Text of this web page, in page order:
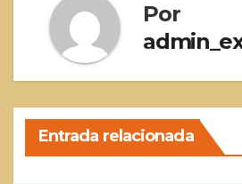
Por
Entrada relacionada